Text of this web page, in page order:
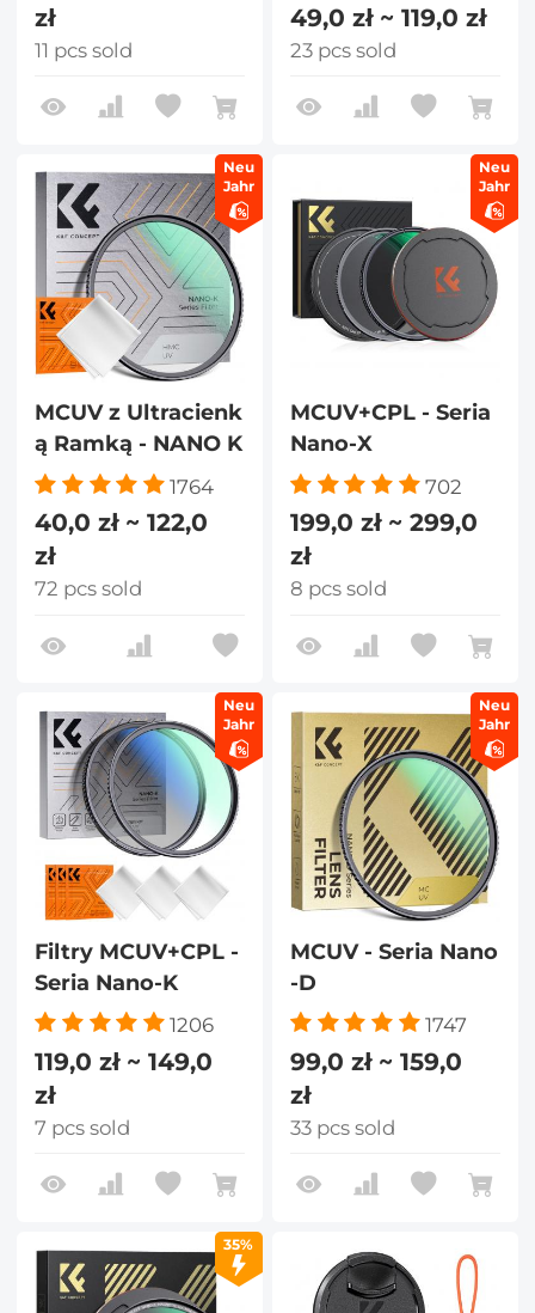
zł
11 pcs sold
49,0 zł ~ 119,0 zł
23 pcs sold
Neu
Jahr
MCUV z Ultracienk
ą Ramką - NANO K
1764
40,0 zł ~ 122,0
zł
72 pcs sold
Neu
Jahr
MCUV+CPL - Seria
Nano-X
702
199,0 zł ~ 299,0
zł
8 pcs sold
Neu
Jahr
Filtry MCUV+CPL -
Seria Nano-K
1206
119,0 zł ~ 149,0
zł
7 pcs sold
Neu
Jahr
MCUV - Seria Nano
-D
1747
99,0 zł ~ 159,0
zł
33 pcs sold
35%